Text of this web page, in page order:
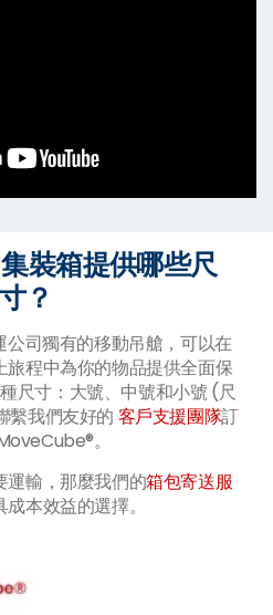
裝箱提供哪些尺
寸？
司獨有的移動吊艙，可以在
程中為你的物品提供全面保
尺寸：大號、中號和小號 (尺
繫我們友好的 客戶支援團隊訂
。
運輸，那麼我們的箱包寄送服
本效益的選擇。